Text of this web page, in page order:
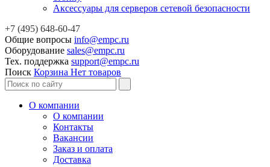
Аксессуары для серверов сетевой безопасности
+7 (495) 648-60-47
Общие вопросы info@empc.ru
Оборудование sales@empc.ru
Тех. поддержка support@empc.ru
Поиск Корзина Нет товаров
О компании
О компании
Контакты
Вакансии
Заказ и оплата
Доставка